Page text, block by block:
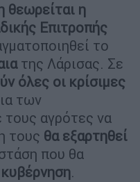
θεωρείται η
Επιτροπής
το
της Λάρισας. Σε
όλες οι κρίσιμες
των
τους αγρότες να
τους θα εξαρτηθεί
που θα
κυβέρνηση.